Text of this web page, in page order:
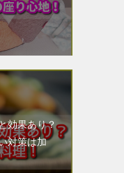
効果あり？
対策は加